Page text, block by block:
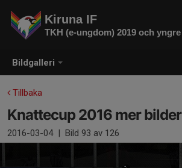
Bildgalleri
Kiruna IF
TKH (e-ungdom) 2019 och yngre
Tillbaka
Knattecup 2016 mer bilder
2016-03-04 | Bild 93 av 126